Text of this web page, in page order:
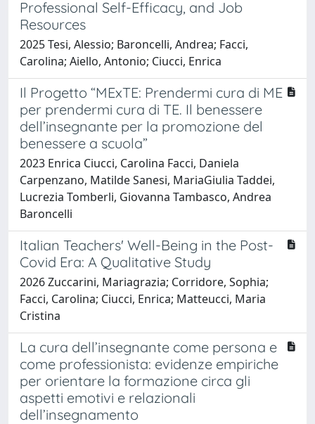
Professional Self-Efficacy, and Job
Resources
2025 Tesi, Alessio; Baroncelli, Andrea; Facci,
Carolina; Aiello, Antonio; Ciucci, Enrica
Il Progetto “MExTE: Prendermi cura di ME
per prendermi cura di TE. Il benessere
dell’insegnante per la promozione del
benessere a scuola”
2023 Enrica Ciucci, Carolina Facci, Daniela
Carpenzano, Matilde Sanesi, MariaGiulia Taddei,
Lucrezia Tomberli, Giovanna Tambasco, Andrea
Baroncelli
Italian Teachers' Well-Being in the Post-
Covid Era: A Qualitative Study
2026 Zuccarini, Mariagrazia; Corridore, Sophia;
Facci, Carolina; Ciucci, Enrica; Matteucci, Maria
Cristina
La cura dell’insegnante come persona e
come professionista: evidenze empiriche
per orientare la formazione circa gli
aspetti emotivi e relazionali
dell’insegnamento